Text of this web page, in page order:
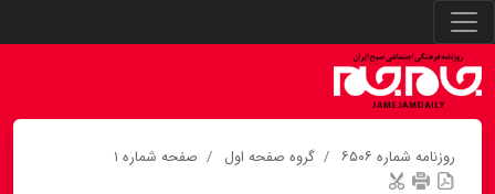
روزنامه شماره ۶۵۰۶ گروه صفحه اول صفحه شماره ۱